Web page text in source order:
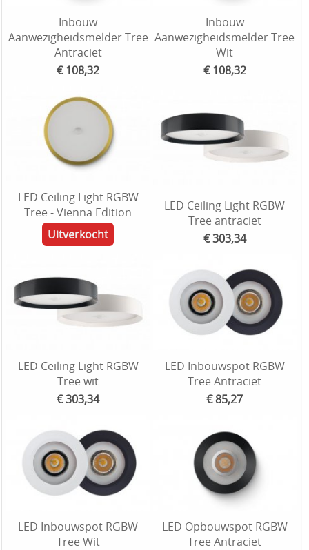
Inbouw
Aanwezigheidsmelder Tree
Antraciet
€ 108,32
Inbouw
Aanwezigheidsmelder Tree
Wit
€ 108,32
LED Ceiling Light RGBW
Tree - Vienna Edition
Uitverkocht
LED Ceiling Light RGBW
Tree antraciet
€ 303,34
LED Ceiling Light RGBW
Tree wit
€ 303,34
LED Inbouwspot RGBW
Tree Antraciet
€ 85,27
LED Inbouwspot RGBW
Tree Wit
LED Opbouwspot RGBW
Tree Antraciet